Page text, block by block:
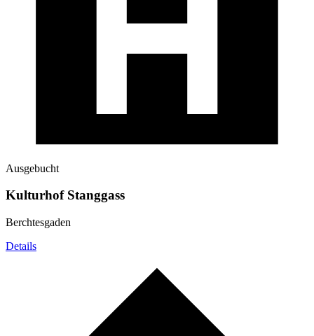
Ausgebucht
Kulturhof Stanggass
Berchtesgaden
Details